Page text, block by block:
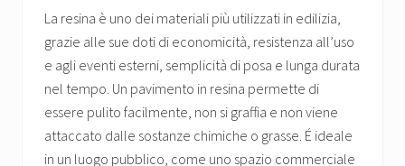
La resina è uno dei materiali più utilizzati in edilizia,
grazie alle sue doti di economicità, resistenza all’uso
e agli eventi esterni, semplicità di posa e lunga durata
nel tempo. Un pavimento in resina permette di
essere pulito facilmente, non si graffia e non viene
attaccato dalle sostanze chimiche o grasse. É ideale
in un luogo pubblico, come uno spazio commerciale